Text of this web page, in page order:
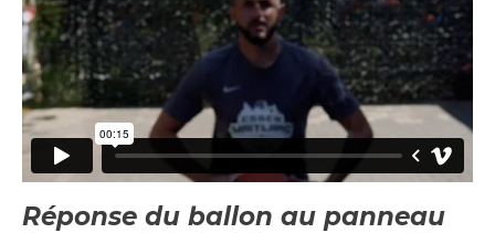
Réponse du ballon au panneau